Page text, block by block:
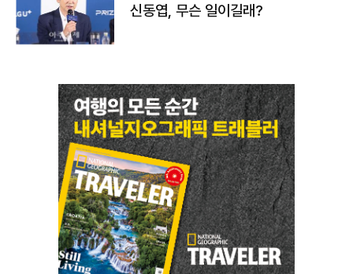
신동엽, 무슨 일이길래?